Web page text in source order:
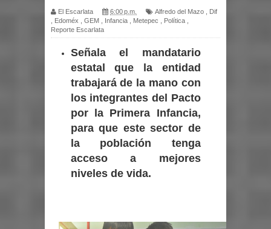
El Escarlata 6:00 p.m. Alfredo del Mazo
Dif
Edoméx GEM Infancia Metepec Política
Reporte Escarlata
Señala el mandatario
estatal que la entidad
trabajará de la mano con
los integrantes del Pacto
por la Primera Infancia,
para que este sector de
la población tenga
acceso a mejores
niveles de vida.